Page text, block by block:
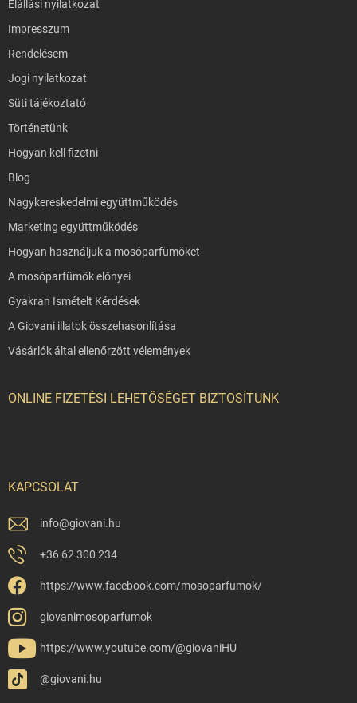
Elállási nyilatkozat
Impresszum
Rendelésem
Jogi nyilatkozat
Süti tájékoztató
Történetünk
Hogyan kell fizetni
Blog
Nagykereskedelmi együttműködés
Marketing együttműködés
Hogyan használjuk a mosóparfümöket
A mosóparfümök előnyei
Gyakran Ismételt Kérdések
A Giovani illatok összehasonlítása
Vásárlók által ellenőrzött vélemények
ONLINE FIZETÉSI LEHETŐSÉGET BIZTOSÍTUNK
KAPCSOLAT
info@giovani.hu
+36 62 300 234
https://www.facebook.com/mosoparfumok/
giovanimosoparfumok
https://www.youtube.com/@giovaniHU
@giovani.hu